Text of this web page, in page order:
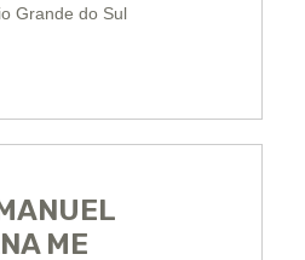
Grande do Sul
ME